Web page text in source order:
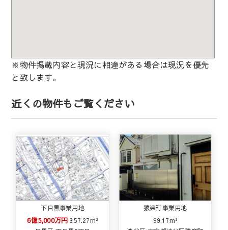
※物件掲載内容と現況に相違がある場合は現況を優先
と致します。
近くの物件もご覧ください
下目黒事業用地
6億5,000万円357.27m²
猿楽町事業用地
99.17m²